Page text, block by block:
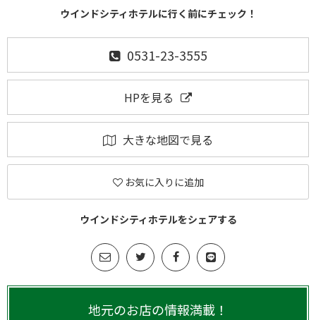
ウインドシティホテルに行く前にチェック！
0531-23-3555
HPを見る
大きな地図で見る
お気に入りに追加
ウインドシティホテルをシェアする
地元のお店の情報満載！